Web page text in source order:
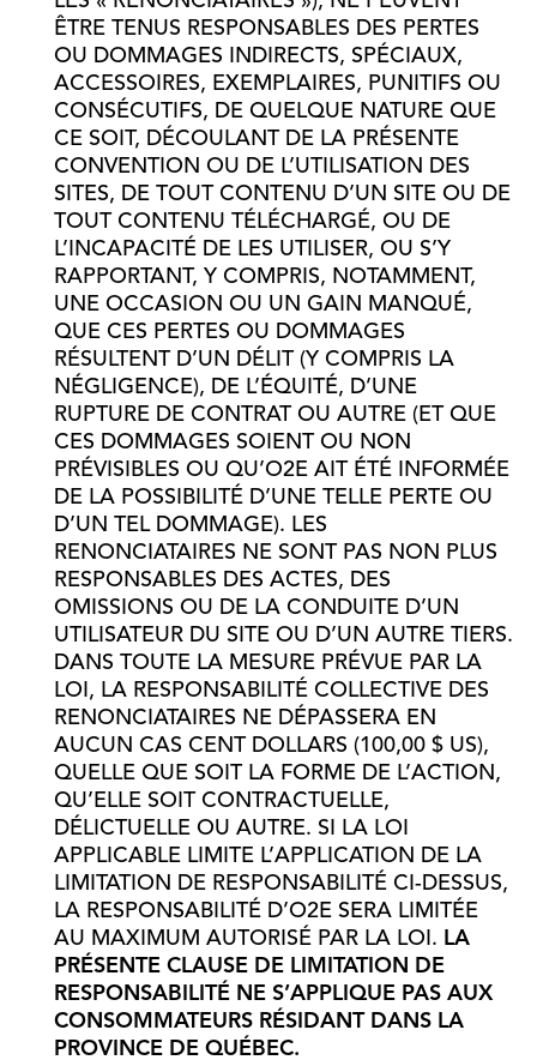
ÊTRE TENUS RESPONSABLES DES PERTES
OU DOMMAGES INDIRECTS, SPÉCIAUX,
ACCESSOIRES, EXEMPLAIRES, PUNITIFS OU
CONSÉCUTIFS, DE QUELQUE NATURE QUE
CE SOIT, DÉCOULANT DE LA PRÉSENTE
CONVENTION OU DE L’UTILISATION DES
SITES, DE TOUT CONTENU D’UN SITE OU DE
TOUT CONTENU TÉLÉCHARGÉ, OU DE
L’INCAPACITÉ DE LES UTILISER, OU S’Y
RAPPORTANT, Y COMPRIS, NOTAMMENT,
UNE OCCASION OU UN GAIN MANQUÉ,
QUE CES PERTES OU DOMMAGES
RÉSULTENT D’UN DÉLIT (Y COMPRIS LA
NÉGLIGENCE), DE L’ÉQUITÉ, D’UNE
RUPTURE DE CONTRAT OU AUTRE (ET QUE
CES DOMMAGES SOIENT OU NON
PRÉVISIBLES OU QU’O2E AIT ÉTÉ INFORMÉE
DE LA POSSIBILITÉ D’UNE TELLE PERTE OU
D’UN TEL DOMMAGE). LES
RENONCIATAIRES NE SONT PAS NON PLUS
RESPONSABLES DES ACTES, DES
OMISSIONS OU DE LA CONDUITE D’UN
UTILISATEUR DU SITE OU D’UN AUTRE TIERS.
DANS TOUTE LA MESURE PRÉVUE PAR LA
LOI, LA RESPONSABILITÉ COLLECTIVE DES
RENONCIATAIRES NE DÉPASSERA EN
AUCUN CAS CENT DOLLARS (100,00 $ US),
QUELLE QUE SOIT LA FORME DE L’ACTION,
QU’ELLE SOIT CONTRACTUELLE,
DÉLICTUELLE OU AUTRE. SI LA LOI
APPLICABLE LIMITE L’APPLICATION DE LA
LIMITATION DE RESPONSABILITÉ CI-DESSUS,
LA RESPONSABILITÉ D’O2E SERA LIMITÉE
AU MAXIMUM AUTORISÉ PAR LA LOI. LA
PRÉSENTE CLAUSE DE LIMITATION DE
RESPONSABILITÉ NE S’APPLIQUE PAS AUX
CONSOMMATEURS RÉSIDANT DANS LA
PROVINCE DE QUÉBEC.